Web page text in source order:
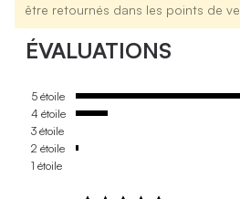
être retournés dans les points de
ÉVALUATIONS
5 étoile
4 étoile
3 étoile
2 étoile
1 étoile